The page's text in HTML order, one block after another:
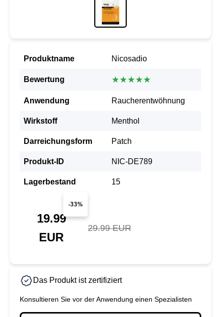
Produktname Nicosadio
Bewertung ★★★★★
Anwendung Raucherentwöhnung
Wirkstoff Menthol
Darreichungsform Patch
Produkt-ID NIC-DE789
Lagerbestand 15
-33%
19.99
EUR
29.99 EUR
Das Produkt ist zertifiziert
Konsultieren Sie vor der Anwendung einen Spezialisten